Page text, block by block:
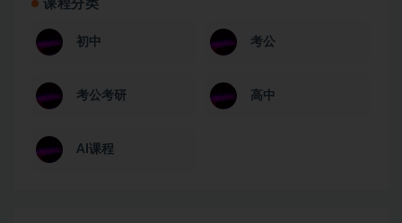
课程分类
初中 考公
考公考研 高中
AI课程